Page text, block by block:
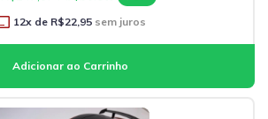
12x de R$22,95 sem juros